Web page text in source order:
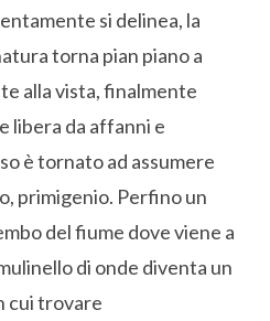
si delinea, la
torna pian piano a
alla vista, finalmente
libera da affanni e
è tornato ad assumere
primigenio. Perfino un
del fiume dove viene a
di onde diventa un
cui trovare